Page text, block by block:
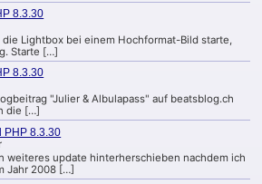
8.3.30
die Lightbox bei einem Hochformat-Bild starte,
Starte […]
8.3.30
"Julier & Albulapass" auf beatsblog.ch
die […]
PHP 8.3.30
weiteres update hinterherschieben nachdem ich
Jahr 2008 […]